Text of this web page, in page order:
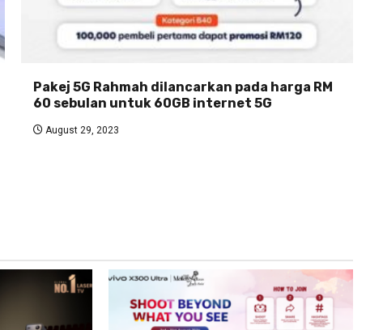
Pakej 5G Rahmah dilancarkan pada harga RM
60 sebulan untuk 60GB internet 5G
August 29, 2023